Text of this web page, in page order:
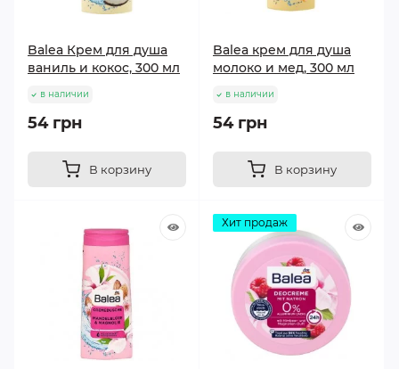
Balea Крем для душа
ваниль и кокос, 300 мл
в наличии
54 грн
В корзину
Balea крем для душа
молоко и мед, 300 мл
в наличии
54 грн
В корзину
Хит продаж